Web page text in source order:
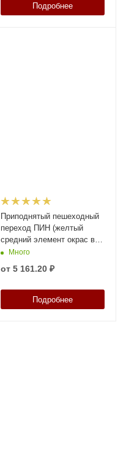
Подробнее
Приподнятый пешеходный
переход ПИН (желтый
средний элемент окрас в
массе/сверху) высотой 58
Много
от 5 161.20 ₽
Подробнее